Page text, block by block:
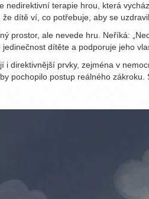
nedirektivní terapie hrou, která
dítě ví, co potřebuje, aby se
prostor, ale nevede hru. Neříká:
dítěte a podporuje jeho
i direktivnější prvky, zejména v
pochopilo postup reálného